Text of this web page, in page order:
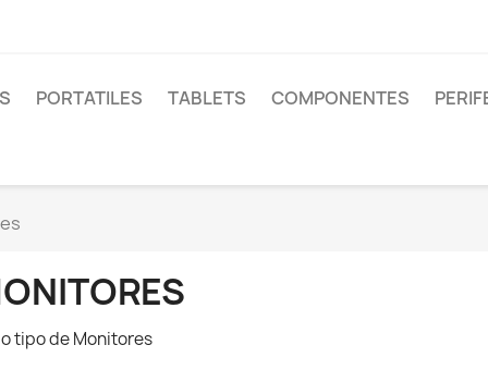
PORTATILES TABLETS COMPONENTES
tipo de Monitores